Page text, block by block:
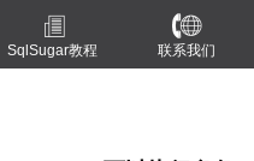
SqlSugar教程 联系我们